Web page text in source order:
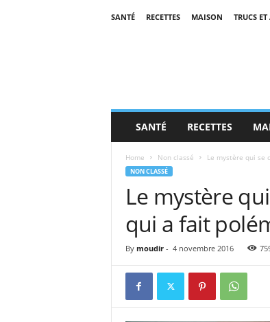
SANTÉ RECETTES MAISON TRUCS ET
SANTÉ RECETTES
Home Non classé Le mystère qui se
NON CLASSÉ
Le mystère
qui a fait
By moudir- 4 novembre 2016